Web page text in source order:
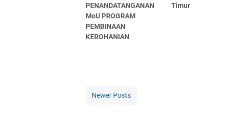
PENANDATANGANAN
MoU PROGRAM
PEMBINAAN
KEROHANIAN
Timur
Newer Posts